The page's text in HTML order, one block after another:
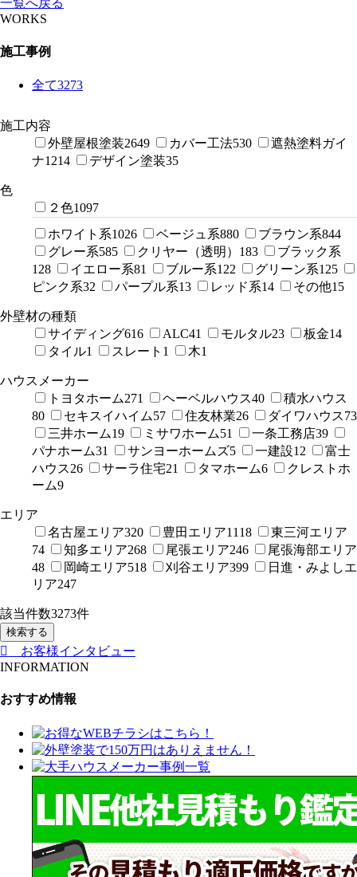
一覧へ戻る
WORKS
施工事例
全て3273
施工内容
外壁屋根塗装2649 カバー工法530
遮熱塗料ガイ
ナ1214 デザイン塗装35
色
２色1097
ホワイト系1026 ベージュ系880 ブラウン系844
グレー系585 クリヤー（透明） 183
ブラック系
128
イエロー系81 ブルー系122 グリーン系125
ピンク系32 パープル系13 レッド系14 その他15
外壁材の種類
サイディング616 ALC41 モルタル23 板金14
タイル1 スレート 1 木1
ハウスメーカー
トヨタホーム271 ヘーベルハウス40
積水ハウス
80
セキスイハイム57 住友林業26 ダイワハウス73
三井ホーム19 ミサワホーム51 一条工務店39
パナホーム31 サンヨーホームズ5 一建設12
富士
ハウス26 サーラ住宅21 タマホーム6
クレストホ
ーム9
エリア
名古屋エリア320 豊田エリア1118
東三河エリア
74
知多エリア268 尾張エリア246
尾張海部エリア
48
岡崎エリア518 刈谷エリア399
日進・みよしエ
リア247
該当件数3273件
検索する
お客様インタビュー
INFORMATION
おすすめ情報